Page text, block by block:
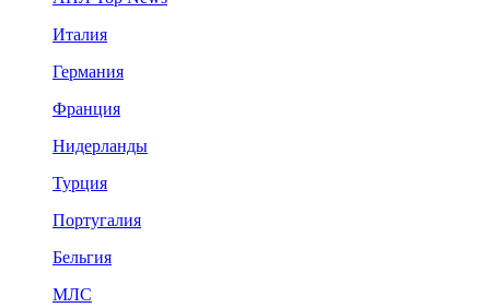
Италия
Германия
Франция
Нидерланды
Турция
Португалия
Бельгия
МЛС